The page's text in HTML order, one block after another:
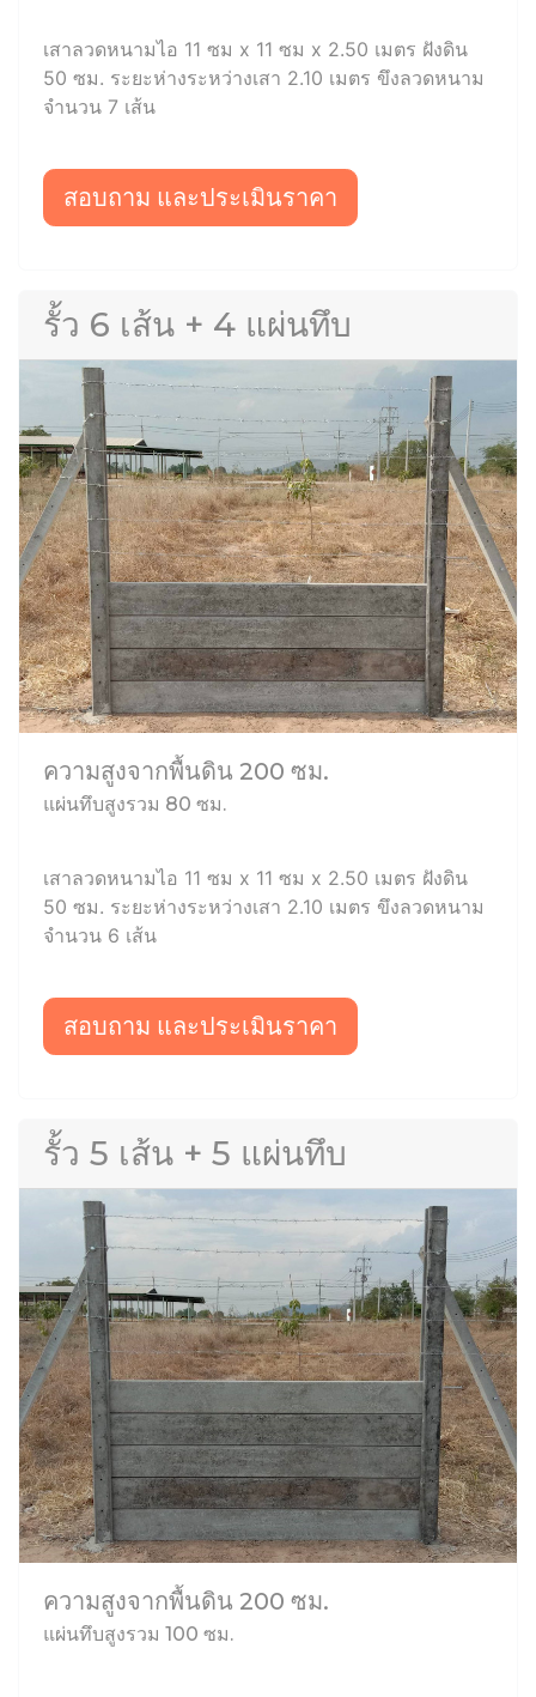
เสาลวดหนามไอ 11 ซม x 11 ซม x 2.50 เมตร ฝังดิน
50 ซม. ระยะห่างระหว่างเสา 2.10 เมตร ขึงลวดหนาม
จำนวน 7 เส้น
สอบถาม และประเมินราคา
รั้ว 6 เส้น + 4 แผ่นทึบ
ความสูงจากพื้นดิน 200 ซม.
แผ่นทึบสูงรวม 80 ซม.
เสาลวดหนามไอ 11 ซม x 11 ซม x 2.50 เมตร ฝังดิน
50 ซม. ระยะห่างระหว่างเสา 2.10 เมตร ขึงลวดหนาม
จำนวน 6 เส้น
สอบถาม และประเมินราคา
รั้ว 5 เส้น + 5 แผ่นทึบ
ความสูงจากพื้นดิน 200 ซม.
แผ่นทึบสูงรวม 100 ซม.